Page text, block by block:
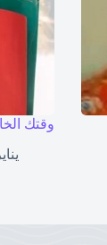
وقتك
يناير